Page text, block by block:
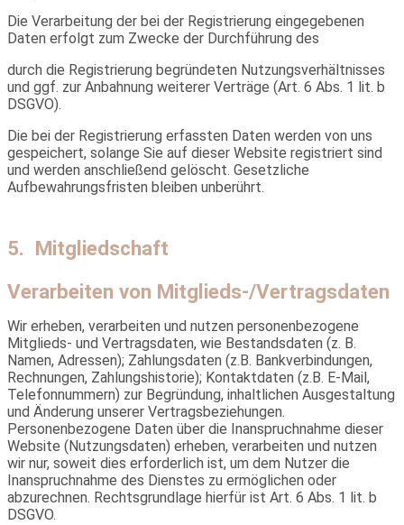
Die Verarbeitung der bei der Registrierung eingegebenen
Daten erfolgt zum Zwecke der Durchführung des
durch die Registrierung begründeten Nutzungsverhältnisses
und ggf. zur Anbahnung weiterer Verträge (Art. 6 Abs. 1 lit. b
DSGVO).
Die bei der Registrierung erfassten Daten werden von uns
gespeichert, solange Sie auf dieser Website registriert sind
und werden anschließend gelöscht. Gesetzliche
Aufbewahrungsfristen bleiben unberührt.
5. Mitgliedschaft
Verarbeiten von Mitglieds-/Vertragsdaten
Wir erheben, verarbeiten und nutzen personenbezogene
Mitglieds- und Vertragsdaten, wie Bestandsdaten (z. B.
Namen, Adressen); Zahlungsdaten (z.B. Bankverbindungen,
Rechnungen, Zahlungshistorie); Kontaktdaten (z.B. E-Mail,
Telefonnummern) zur Begründung, inhaltlichen Ausgestaltung
und Änderung unserer Vertragsbeziehungen.
Personenbezogene Daten über die Inanspruchnahme dieser
Website (Nutzungsdaten) erheben, verarbeiten und nutzen
wir nur, soweit dies erforderlich ist, um dem Nutzer die
Inanspruchnahme des Dienstes zu ermöglichen oder
abzurechnen. Rechtsgrundlage hierfür ist Art. 6 Abs. 1 lit. b
DSGVO.